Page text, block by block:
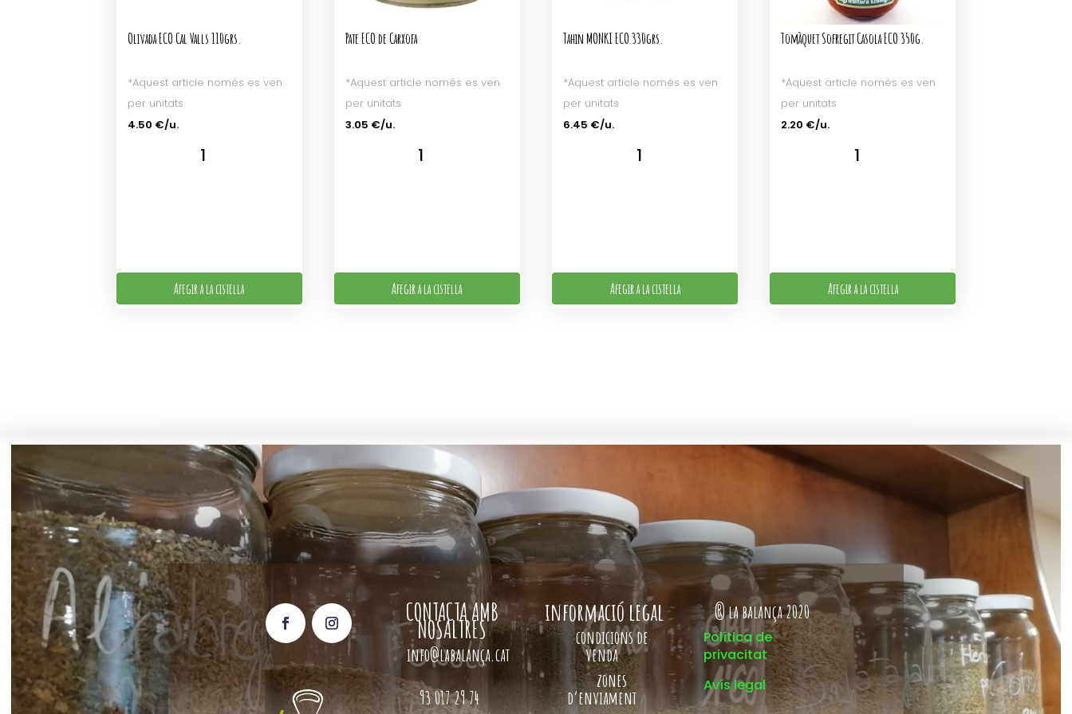
Olivada ECO Cal Valls 110grs.
*Aquest article només es ven
per unitats
4.50 €/u.
Afegir a la cistella
Pate ECO de Carxofa
*Aquest article només es ven
per unitats
3.05 €/u.
Afegir a la cistella
Tahin MONKI ECO 330grs.
*Aquest article només es ven
per unitats
6.45 €/u.
Afegir a la cistella
Tomàquet Sofregit Casola ECO 350g.
*Aquest article només es ven
per unitats
2.20 €/u.
Afegir a la cistella
CONTACTA AMB
NOSALTRES
info@labalança.cat
93 017 29 74
informació legal
condicions de
venda
zones
d’enviament
® la balança 2020
Política de
privacitat
Avís legal